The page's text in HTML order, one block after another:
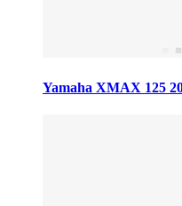
Yamaha XMAX 125